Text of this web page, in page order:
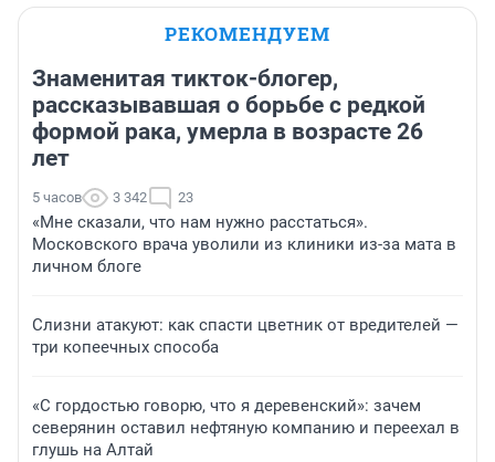
РЕКОМЕНДУЕМ
Знаменитая тикток-блогер,
рассказывавшая о борьбе с редкой
формой рака, умерла в возрасте 26
лет
5 часов 3 342 23
«Мне сказали, что нам нужно расстаться».
Московского врача уволили из клиники из-за мата в
личном блоге
Слизни атакуют: как спасти цветник от вредителей —
три копеечных способа
«С гордостью говорю, что я деревенский»: зачем
северянин оставил нефтяную компанию и переехал в
глушь на Алтай